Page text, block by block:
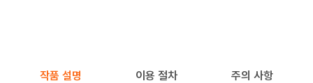
작품 설명 이용 절차 주의 사항